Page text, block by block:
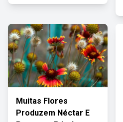
Muitas Flores
Produzem Néctar E